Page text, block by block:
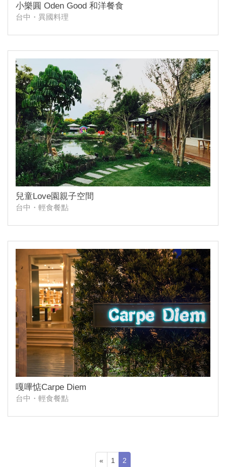
小樂圓 Oden Good 和洋餐食
台中・異國料理
兒童Love園親子空間
台中・輕食餐點
嘎嗶惦Carpe Diem
台中・輕食餐點
« 1 2